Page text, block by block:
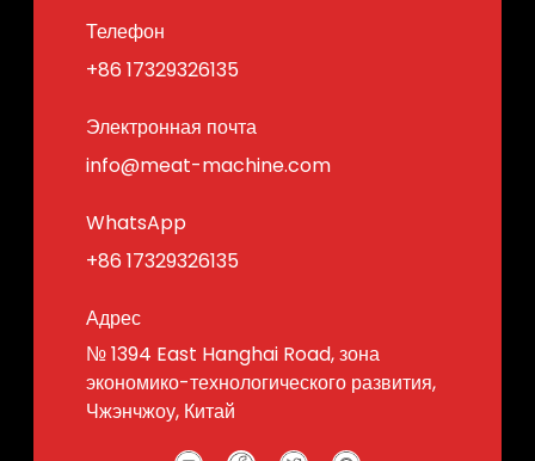
Телефон
+86 17329326135
Электронная почта
info@meat-machine.com
WhatsApp
+86 17329326135
Адрес
№ 1394 East Hanghai Road, зона
экономико-технологического развития,
Чжэнчжоу, Китай